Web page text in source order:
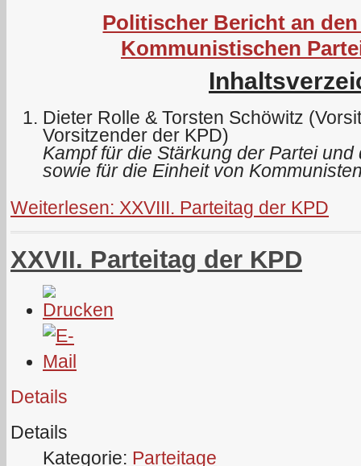
Politischer Bericht an
Kommunistischen
Dieter Rolle & Torsten Schöwitz
Vorsitzender der KPD)
Kampf für die Stärkung der Partei
sowie für die Einheit von
Weiterlesen: XXVIII. Parteitag der KPD
XXVII. Parteitag der KPD
Details
Details
Kategorie: Parteitage